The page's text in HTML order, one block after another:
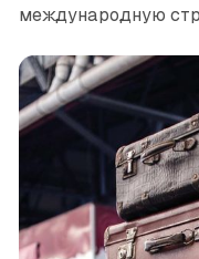
международную